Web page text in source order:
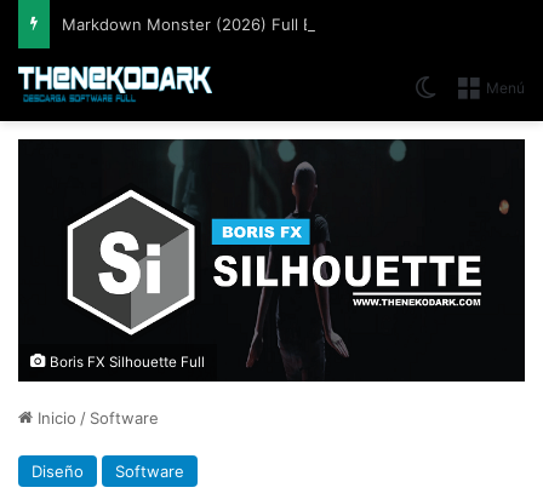
Markdown Monster (2026) Full Español [Mega]
Menú
Switch skin
Boris FX Silhouette Full
Inicio / Software
Diseño Software